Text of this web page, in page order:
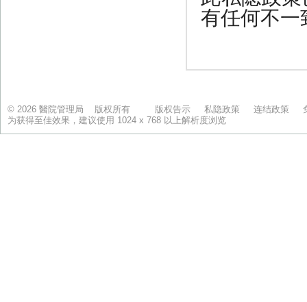
© 2026 醫院管理局 版权所有 版权告示 私隐政策 连结政策
为获得至佳效果，建议使用 1024 x 768 以上解析度浏览